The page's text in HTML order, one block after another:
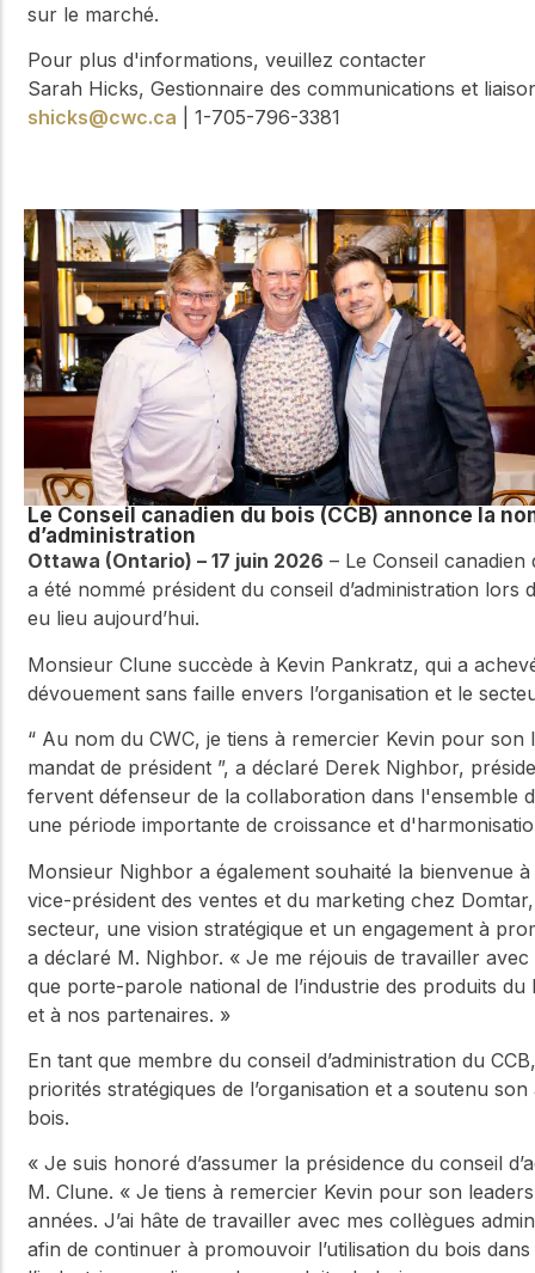
sur le marché.
Pour plus d'informations, veuillez contacter
Sarah Hicks, Gestionnaire des communications et
shicks@cwc.ca | 1-705-796-3381
Le Conseil canadien du bois (CCB) annonce la
d’administration
Ottawa (Ontario) – 17 juin 2026 – Le Conseil
a été nommé président du conseil d’administration lors
eu lieu aujourd’hui.
Monsieur Clune succède à Kevin Pankratz, qui a
dévouement sans faille envers l’organisation et le
“ Au nom du CWC, je tiens à remercier Kevin pour
mandat de président ”, a déclaré Derek Nighbor,
fervent défenseur de la collaboration dans l'ensemble
une période importante de croissance et
Monsieur Nighbor a également souhaité la bienvenue
vice-président des ventes et du marketing chez
secteur, une vision stratégique et un engagement à
a déclaré M. Nighbor. « Je me réjouis de travailler
que porte-parole national de l’industrie des produits
et à nos partenaires. »
En tant que membre du conseil d’administration du
priorités stratégiques de l’organisation et a soutenu
bois.
« Je suis honoré d’assumer la présidence du conseil
M. Clune. « Je tiens à remercier Kevin pour son
années. J’ai hâte de travailler avec mes collègues
afin de continuer à promouvoir l’utilisation du bois